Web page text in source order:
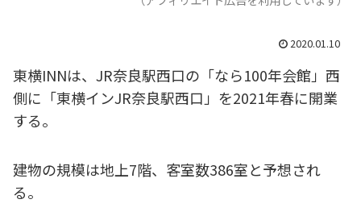
2020.01.10
東横INNは、JR奈良駅西口の「なら100年会館」西
側に「東横インJR奈良駅西口」を2021年春に開業
する。
建物の規模は地上7階、客室数386室と予想され
る。